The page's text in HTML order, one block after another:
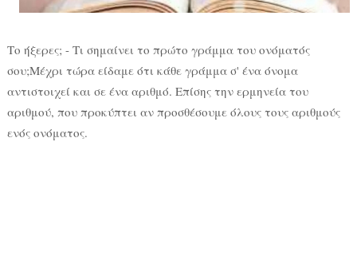
Το ήξερες; - Τι σημαίνει το πρώτο γράμμα του ονόματός
σου;Μέχρι τώρα είδαμε ότι κάθε γράμμα σ' ένα όνομα
αντιστοιχεί και σε ένα αριθμό. Επίσης την ερμηνεία του
αριθμού, που προκύπτει αν προσθέσουμε όλους τους αριθμούς
ενός ονόματος.